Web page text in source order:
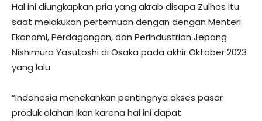
Hal ini diungkapkan pria yang akrab disapa Zulhas itu
saat melakukan pertemuan dengan dengan Menteri
Ekonomi, Perdagangan, dan Perindustrian Jepang
Nishimura Yasutoshi di Osaka pada akhir Oktober 2023
yang lalu.
“Indonesia menekankan pentingnya akses pasar
produk olahan ikan karena hal ini dapat